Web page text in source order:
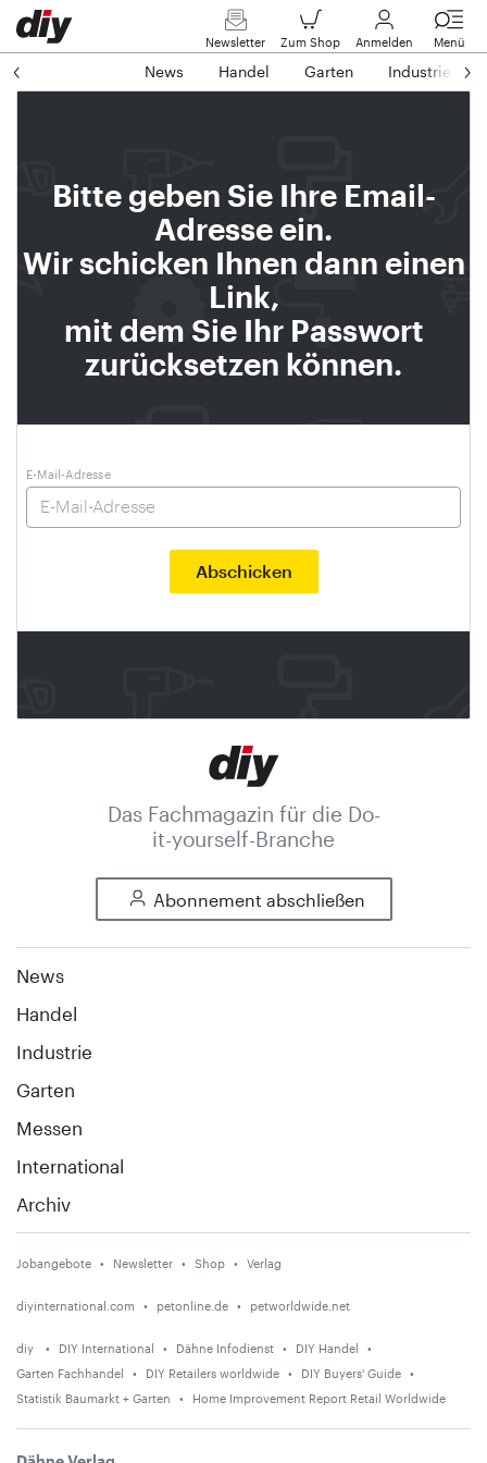
Newsletter Zum Shop Anmelden Menü
News Handel Garten Industrie
Bitte geben Sie Ihre Email-
Adresse ein.
Wir schicken Ihnen dann einen
Link,
mit dem Sie Ihr Passwort
zurücksetzen können.
E-Mail-Adresse
Das Fachmagazin für die Do-
it-yourself-Branche
Abonnement abschließen
News
Handel
Industrie
Garten
Messen
International
Archiv
Jobangebote Newsletter Shop Verlag
diyinternational.com petonline.de petworldwide.net
diy DIY International Dähne Infodienst
DIY Handel
Garten Fachhandel
DIY Retailers worldwide
DIY Buyers' Guide
Statistik Baumarkt + Garten
Home Improvement Report Retail Worldwide